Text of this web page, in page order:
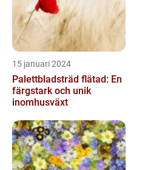
15 januari 2024
Palettbladsträd flätad: En
färgstark och unik
inomhusväxt